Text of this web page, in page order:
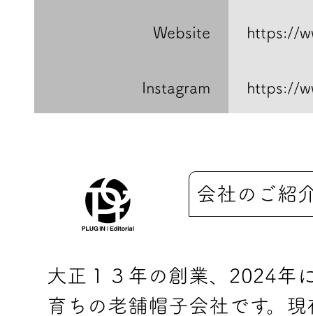
Website https://
Instagram https://
会社のご紹
大正１３年の創業、2024年
育ちの老舗帽子会社です。